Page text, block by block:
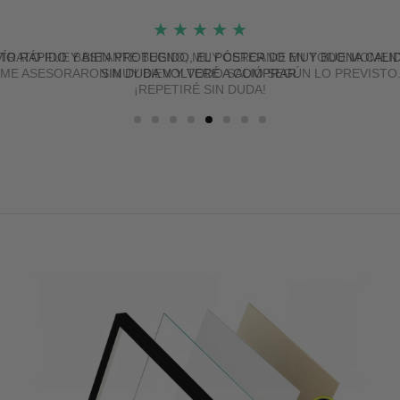
★ ★ ★ ★ ★
RÁPIDO Y BIEN PROTEGIDO, EL PÓSTER DE MUY BUENA
SIN DUDA VOLVERÉ A COMPRAR.